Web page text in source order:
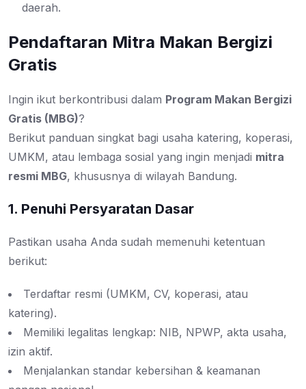
daerah.
Pendaftaran Mitra Makan Bergizi
Gratis
Ingin ikut berkontribusi dalam Program Makan Bergizi
Gratis (MBG)?
Berikut panduan singkat bagi usaha katering, koperasi,
UMKM, atau lembaga sosial yang ingin menjadi mitra
resmi MBG, khususnya di wilayah Bandung.
1. Penuhi Persyaratan Dasar
Pastikan usaha Anda sudah memenuhi ketentuan
berikut:
Terdaftar resmi (UMKM, CV, koperasi, atau
katering).
Memiliki legalitas lengkap: NIB, NPWP, akta usaha,
izin aktif.
Menjalankan standar kebersihan & keamanan